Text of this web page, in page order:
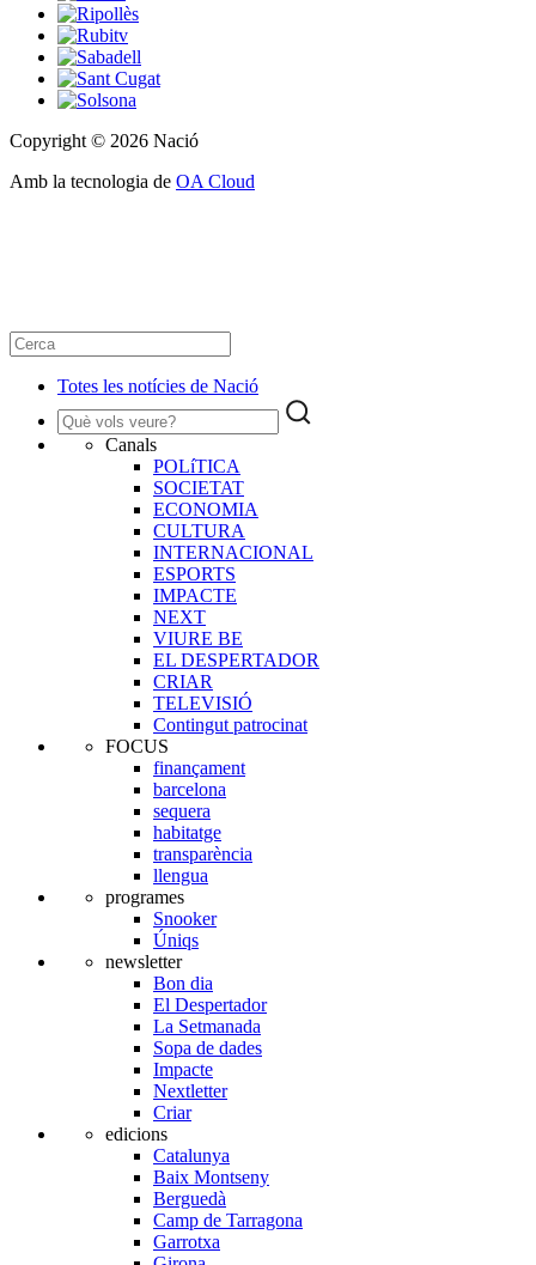
Copyright © 2026 Nació
Amb la tecnologia de OA Cloud
Totes les notícies de Nació
Canals
POLíTICA
SOCIETAT
ECONOMIA
CULTURA
INTERNACIONAL
ESPORTS
IMPACTE
NEXT
VIURE BE
EL DESPERTADOR
CRIAR
TELEVISIÓ
Contingut patrocinat
FOCUS
finançament
barcelona
sequera
habitatge
transparència
llengua
programes
Snooker
Úniqs
newsletter
Bon dia
El Despertador
La Setmanada
Sopa de dades
Impacte
Nextletter
Criar
edicions
Catalunya
Baix Montseny
Berguedà
Camp de Tarragona
Garrotxa